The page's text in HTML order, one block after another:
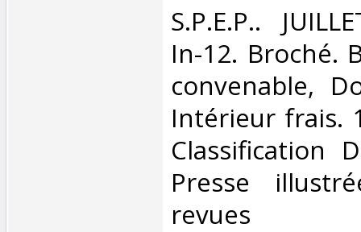
‎S.P.E.P..
In-12. Broché.
convenable,
Intérieur frais.
Classification
Presse
revues‎